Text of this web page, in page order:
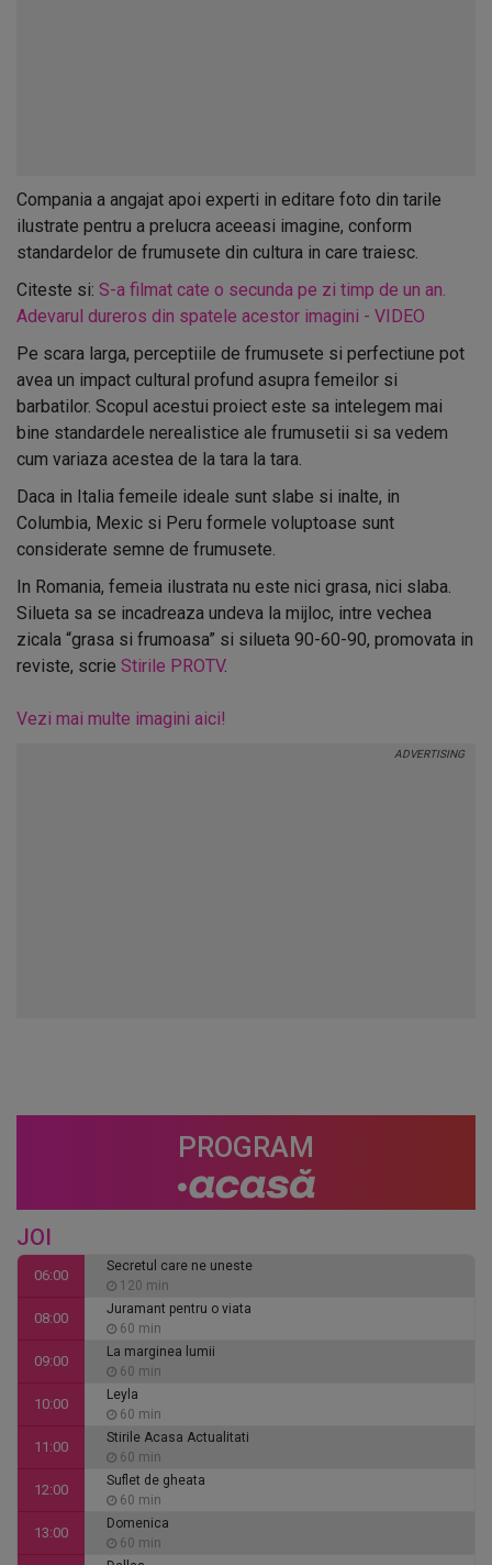
Compania a angajat apoi experti in editare foto din tarile
ilustrate pentru a prelucra aceeasi imagine, conform
standardelor de frumusete din cultura in care traiesc.
Citeste si: S-a filmat cate o secunda pe zi timp de un an.
Adevarul dureros din spatele acestor imagini - VIDEO
Pe scara larga, perceptiile de frumusete si perfectiune pot
avea un impact cultural profund asupra femeilor si
barbatilor. Scopul acestui proiect este sa intelegem mai
bine standardele nerealistice ale frumusetii si sa vedem
cum variaza acestea de la tara la tara.
Daca in Italia femeile ideale sunt slabe si inalte, in
Columbia, Mexic si Peru formele voluptoase sunt
considerate semne de frumusete.
In Romania, femeia ilustrata nu este nici grasa, nici slaba.
Silueta sa se incadreaza undeva la mijloc, intre vechea
zicala “grasa si frumoasa” si silueta 90-60-90, promovata in
reviste, scrie Stirile PROTV.
Vezi mai multe imagini aici!
PROGRAM
JOI
06:00
Secretul care ne uneste
120 min
08:00
Juramant pentru o viata
60 min
09:00
La marginea lumii
60 min
10:00
Leyla
60 min
11:00
Stirile Acasa Actualitati
60 min
12:00
Suflet de gheata
60 min
13:00
Domenica
60 min